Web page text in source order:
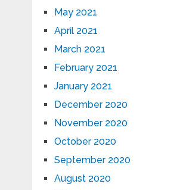
May 2021
April 2021
March 2021
February 2021
January 2021
December 2020
November 2020
October 2020
September 2020
August 2020